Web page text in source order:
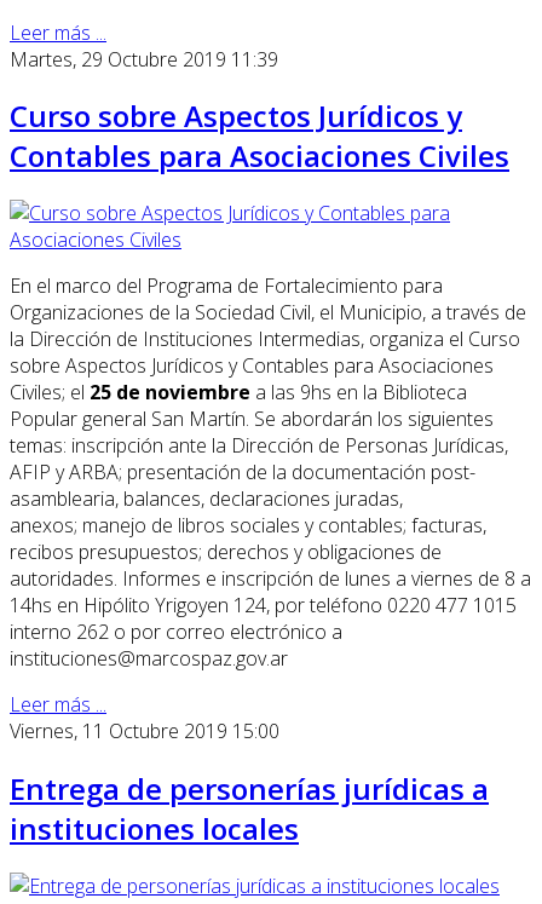
Leer más ...
Martes, 29 Octubre 2019 11:39
Curso sobre Aspectos Jurídicos y
Contables para Asociaciones Civiles
En el marco del Programa de Fortalecimiento para
Organizaciones de la Sociedad Civil, el Municipio, a través de
la Dirección de Instituciones Intermedias, organiza el Curso
sobre Aspectos Jurídicos y Contables para Asociaciones
Civiles; el 25 de noviembre a las 9hs en la Biblioteca
Popular general San Martín. Se abordarán los siguientes
temas: inscripción ante la Dirección de Personas Jurídicas,
AFIP y ARBA; presentación de la documentación post-
asamblearia, balances, declaraciones juradas,
anexos; manejo de libros sociales y contables; facturas,
recibos presupuestos; derechos y obligaciones de
autoridades. Informes e inscripción de lunes a viernes de 8 a
14hs en Hipólito Yrigoyen 124, por teléfono 0220 477 1015
interno 262 o por correo electrónico a
instituciones@marcospaz.gov.ar
Leer más ...
Viernes, 11 Octubre 2019 15:00
Entrega de personerías jurídicas a
instituciones locales